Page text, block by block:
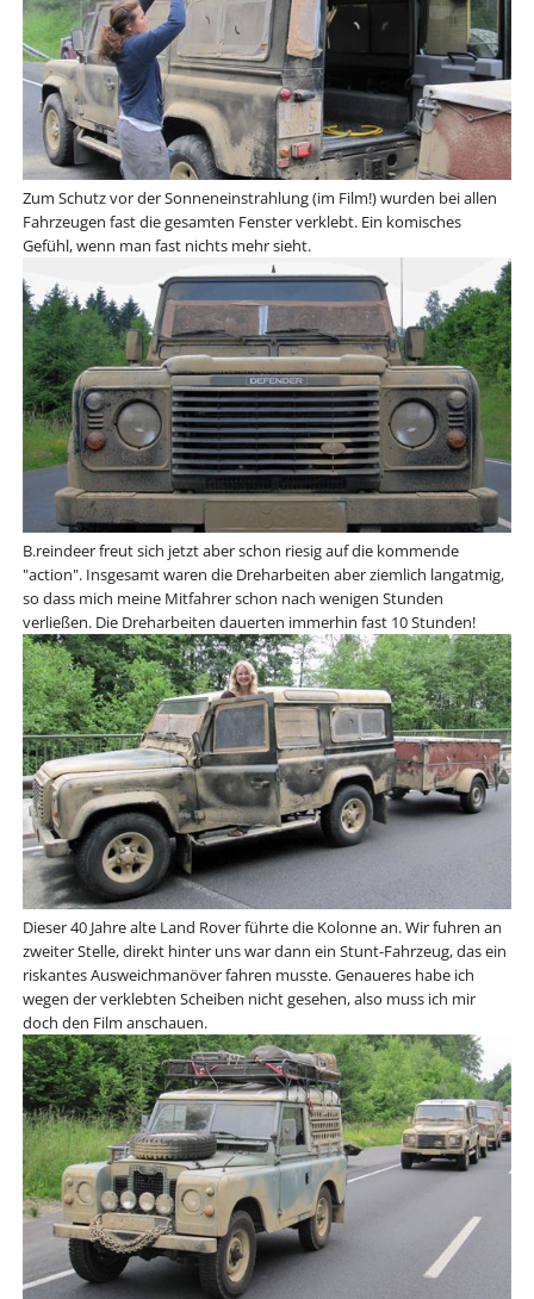
Zum Schutz vor der Sonneneinstrahlung (im Film!) wurden bei allen
Fahrzeugen fast die gesamten Fenster verklebt. Ein komisches
Gefühl, wenn man fast nichts mehr sieht.
B.reindeer freut sich jetzt aber schon riesig auf die kommende
"action". Insgesamt waren die Dreharbeiten aber ziemlich langatmig,
so dass mich meine Mitfahrer schon nach wenigen Stunden
verließen. Die Dreharbeiten dauerten immerhin fast 10 Stunden!
Dieser 40 Jahre alte Land Rover führte die Kolonne an. Wir fuhren an
zweiter Stelle, direkt hinter uns war dann ein Stunt-Fahrzeug, das ein
riskantes Ausweichmanöver fahren musste. Genaueres habe ich
wegen der verklebten Scheiben nicht gesehen, also muss ich mir
doch den Film anschauen.